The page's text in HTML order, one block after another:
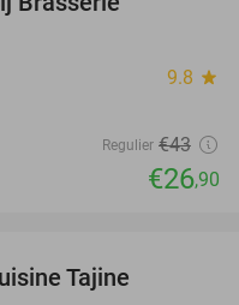
9.8 star
Regulier €43
€26,90
Tajine